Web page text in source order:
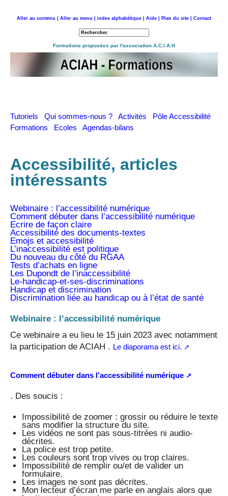
Aller au contenu | Aller au menu | index alphabétique | Aide | Plan du site | Contact
Formations proposées par l'association A.C.I.A.H
Tutoriels Qui sommes-nous ? Activités Pôle Accessibilité
Formations Ecoles Agendas-bilans
Accessibilité, articles
intéressants
Webinaire : l’accessibilité numérique
Comment débuter dans l’accessibilité numérique
Ecrire de façon claire
Accessibilité des documents-textes
Emojs et accessibilité
L’inaccessibilité est politique
Du nouveau du côté du RGAA
Tests d’achats en ligne
Les Dupondt de l’inaccessibilité
Le-handicap-et-ses-discriminations
Handicap et discrimination
Discrimination liée au handicap ou à l’état de santé
Webinaire : l’accessibilité numérique
Ce webinaire a eu lieu le 15 juin 2023 avec notamment
la participation de ACIAH . Le diaporama est ici.
Comment débuter dans l’accessibilité numérique
. Des soucis :
Impossibilité de zoomer : grossir ou réduire le texte
sans modifier la structure du site.
Les vidéos ne sont pas sous-titrées ni audio-
décrites.
La police est trop petite.
Les couleurs sont trop vives ou trop claires.
Impossibilité de remplir ou/et de valider un
formulaire.
Les images ne sont pas décrites.
Mon lecteur d’écran me parle en anglais alors que